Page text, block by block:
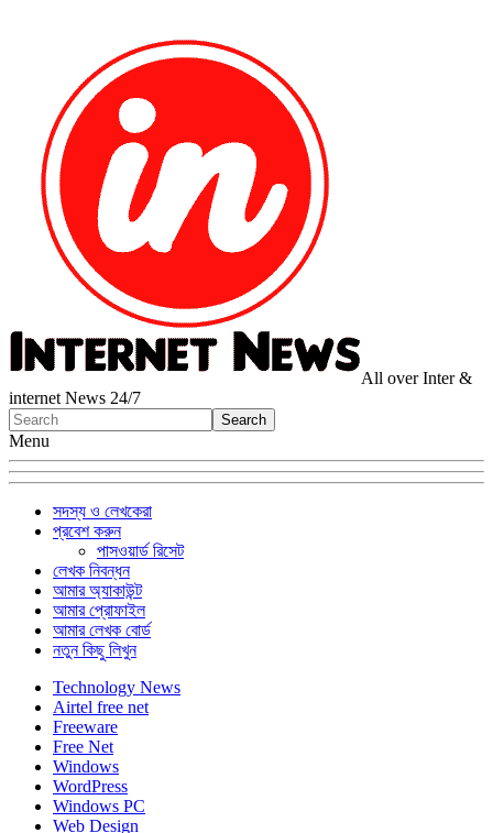
All over Inter &
internet News 24/7
Menu
সদস্য ও লেখকেরা
প্রবেশ করুন
পাসওয়ার্ড রিসেট
লেখক নিবন্ধন
আমার অ্যাকাউন্ট
আমার প্রোফাইল
আমার লেখক বোর্ড
নতুন কিছু লিখুন
Technology News
Airtel free net
Freeware
Free Net
Windows
WordPress
Windows PC
Web Design